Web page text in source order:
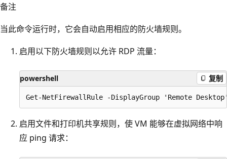
备注
当此命令运行时，它会自动启用相应的防火墙规则。
启用以下防火墙规则以允许 RDP 流量：
powershell 复制
启用文件和打印机共享规则，使 VM 能够在虚拟网络中响
应 ping 请求：